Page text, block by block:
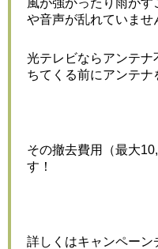
風が強かったり雨が
や音声が乱れていませ
光テレビならアンテナ
ちてくる前にアンテナ
その撤去費用（最大
す！
詳しくはキャンペーン